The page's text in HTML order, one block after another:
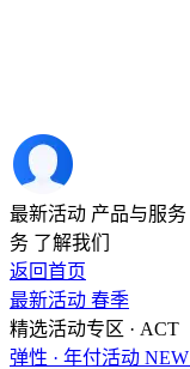
最新活动 产品与服务
务 了解我们
返回首页
最新活动 春季
精选活动专区 · ACT
弹性 · 年付活动 NEW